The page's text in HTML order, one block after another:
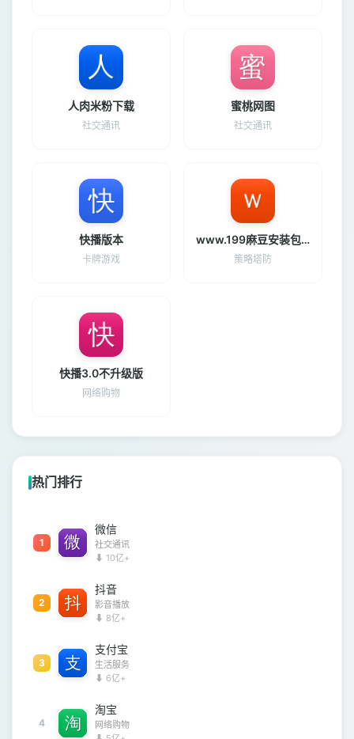
人肉米粉下载
社交通讯
蜜桃网图
社交通讯
快播版本
卡牌游戏
www.199麻豆安装包下载
策略塔防
快播3.0不升级版
网络购物
热门排行
1
微信
社交通讯
⬇ 10亿+
2
抖音
影音播放
⬇ 8亿+
3
支付宝
生活服务
⬇ 6亿+
4
淘宝
网络购物